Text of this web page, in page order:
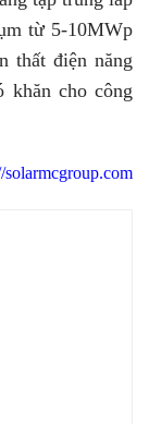
từ 5-10MWp
thất điện năng
khăn cho công
solarmcgroup.com